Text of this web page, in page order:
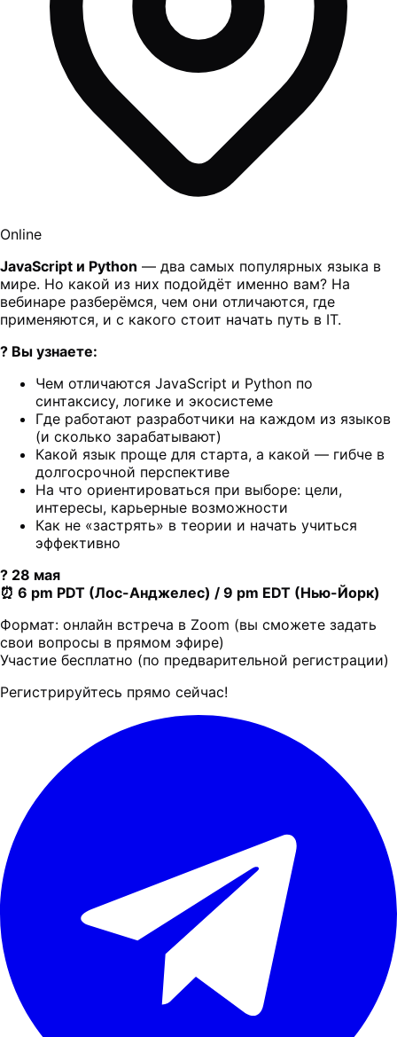
Online
JavaScript и Python — два самых популярных языка в
мире. Но какой из них подойдёт именно вам? На
вебинаре разберёмся, чем они отличаются, где
применяются, и с какого стоит начать путь в IT.
? Вы узнаете:
Чем отличаются JavaScript и Python по
синтаксису, логике и экосистеме
Где работают разработчики на каждом из языков
(и сколько зарабатывают)
Какой язык проще для старта, а какой — гибче в
долгосрочной перспективе
На что ориентироваться при выборе: цели,
интересы, карьерные возможности
Как не «застрять» в теории и начать учиться
эффективно
? 28 мая
⏰ 6 pm PDT (Лос-Анджелес) / 9 pm EDT (Нью-Йорк)
Формат: онлайн встреча в Zoom (вы сможете задать
свои вопросы в прямом эфире)
Участие бесплатно (по предварительной регистрации)
Регистрируйтесь прямо сейчас!